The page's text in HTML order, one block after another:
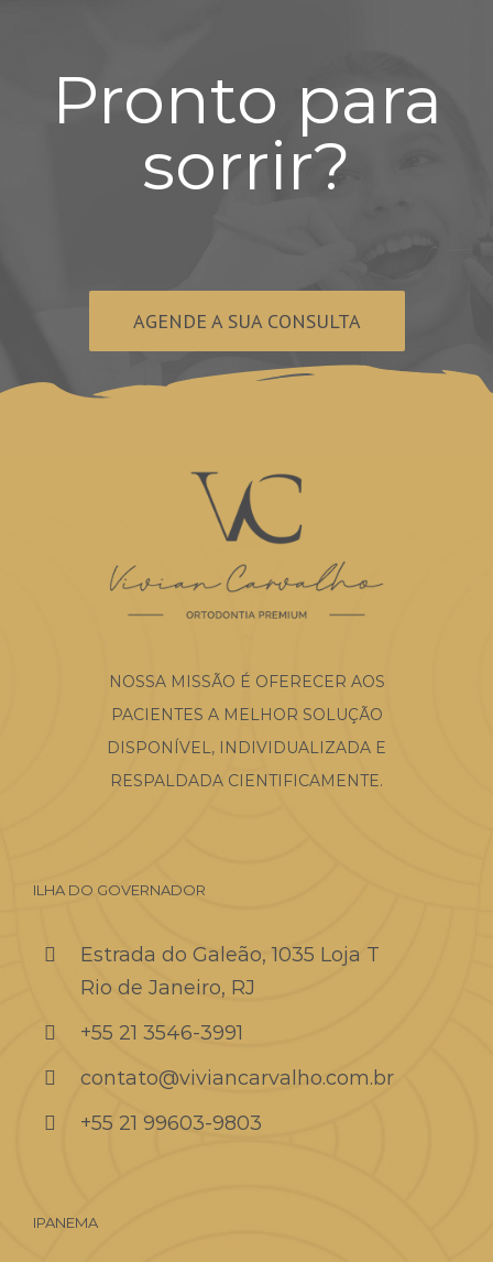
Pronto para
sorrir?
AGENDE A SUA CONSULTA
NOSSA MISSÃO É OFERECER AOS
PACIENTES A MELHOR SOLUÇÃO
DISPONÍVEL, INDIVIDUALIZADA E
RESPALDADA CIENTIFICAMENTE.
ILHA DO GOVERNADOR
Estrada do Galeão, 1035 Loja T
Rio de Janeiro, RJ
+55 21 3546-3991
contato@viviancarvalho.com.br
+55 21 99603-9803
IPANEMA